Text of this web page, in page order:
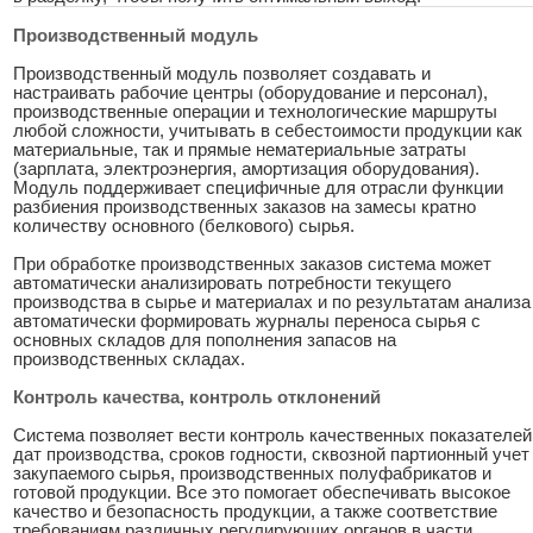
Производственный модуль
Производственный модуль позволяет создавать и
настраивать рабочие центры (оборудование и персонал),
производственные операции и технологические маршруты
любой сложности, учитывать в себестоимости продукции как
материальные, так и прямые нематериальные затраты
(зарплата, электроэнергия, амортизация оборудования).
Модуль поддерживает специфичные для отрасли функции
разбиения производственных заказов на замесы кратно
количеству основного (белкового) сырья.
При обработке производственных заказов система может
автоматически анализировать потребности текущего
производства в сырье и материалах и по результатам анализа
автоматически формировать журналы переноса сырья с
основных складов для пополнения запасов на
производственных складах.
Контроль качества, контроль отклонений
Система позволяет вести контроль качественных
дат производства, сроков годности, сквозной партионный учет
закупаемого сырья, производственных полуфабрикатов и
готовой продукции. Все это помогает обеспечивать высокое
качество и безопасность продукции, а также соответствие